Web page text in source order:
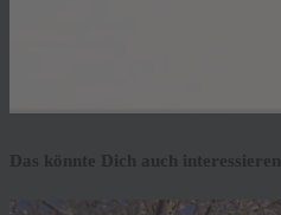
Das könnte Dich auch interessieren